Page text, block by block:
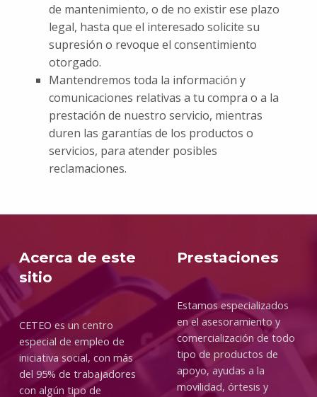
de mantenimiento, o de no existir ese plazo
legal, hasta que el interesado solicite su
supresión o revoque el consentimiento
otorgado.
Mantendremos toda la información y
comunicaciones relativas a tu compra o a la
prestación de nuestro servicio, mientras
duren las garantías de los productos o
servicios, para atender posibles
reclamaciones.
Acerca de este
sitio
CETEO es un centro
especial de empleo de
iniciativa social, con más
del 95% de trabajadores
con algún tipo de
Prestaciones
Estamos especializados
en el asesoramiento y
comercialización de todo
tipo de productos de
apoyo, ayudas a la
movilidad, órtesis y